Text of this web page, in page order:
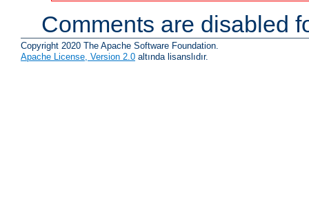
Comments are disabled
Copyright 2020 The Apache Software Foundation.
Apache License, Version 2.0 altında lisanslıdır.